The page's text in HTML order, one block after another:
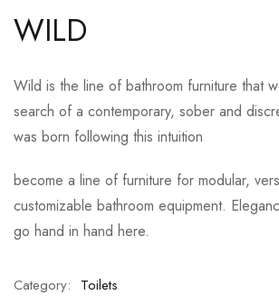
WILD
Wild is the line of bathroom furniture that
search of a contemporary, sober and
was born following this intuition
become a line of furniture for modular,
customizable bathroom equipment.
go hand in hand here.
Category: Toilets